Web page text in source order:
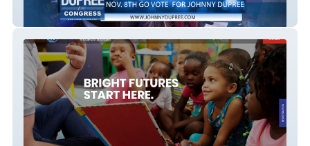
Dupree Campaign